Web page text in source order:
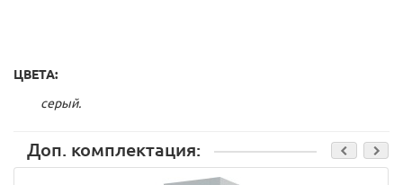
ЦВЕТА:
серый.
Доп. комплектация: